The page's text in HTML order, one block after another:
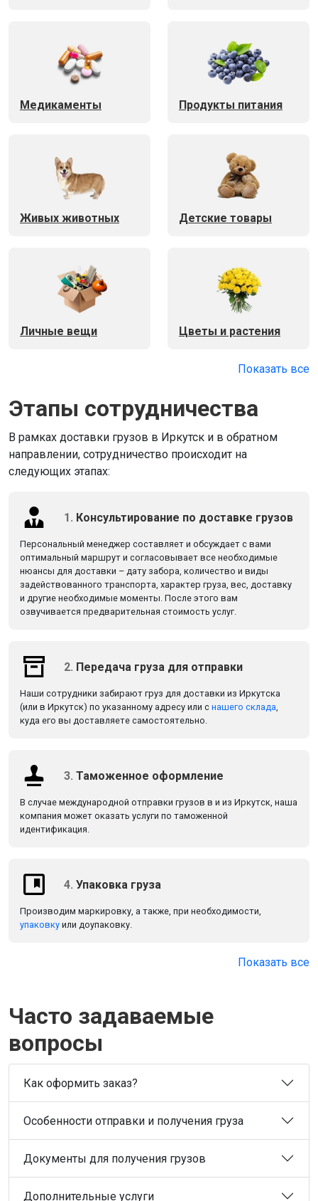
Медикаменты Продукты питания
Живых животных Детские товары
Личные вещи Цветы и растения
Показать все
Этапы сотрудничества
В рамках доставки грузов в Иркутск и в обратном
направлении, сотрудничество происходит на
следующих этапах:
1. Консультирование по доставке грузов
Персональный менеджер составляет и обсуждает с вами
оптимальный маршрут и согласовывает все необходимые
нюансы для доставки – дату забора, количество и виды
задействованного транспорта, характер груза, вес, доставку
и другие необходимые моменты. После этого вам
озвучивается предварительная стоимость услуг.
2. Передача груза для отправки
Наши сотрудники забирают груз для доставки из Иркутска
(или в Иркутск) по указанному адресу или с нашего склада,
куда его вы доставляете самостоятельно.
3. Таможенное оформление
В случае международной отправки грузов в и из Иркутск, наша
компания может оказать услуги по таможенной
идентификация.
4. Упаковка груза
Производим маркировку, а также, при необходимости,
упаковку или доупаковку.
Показать все
Часто задаваемые
вопросы
Как оформить заказ?
Особенности отправки и получения груза
Документы для получения грузов
Дополнительные услуги